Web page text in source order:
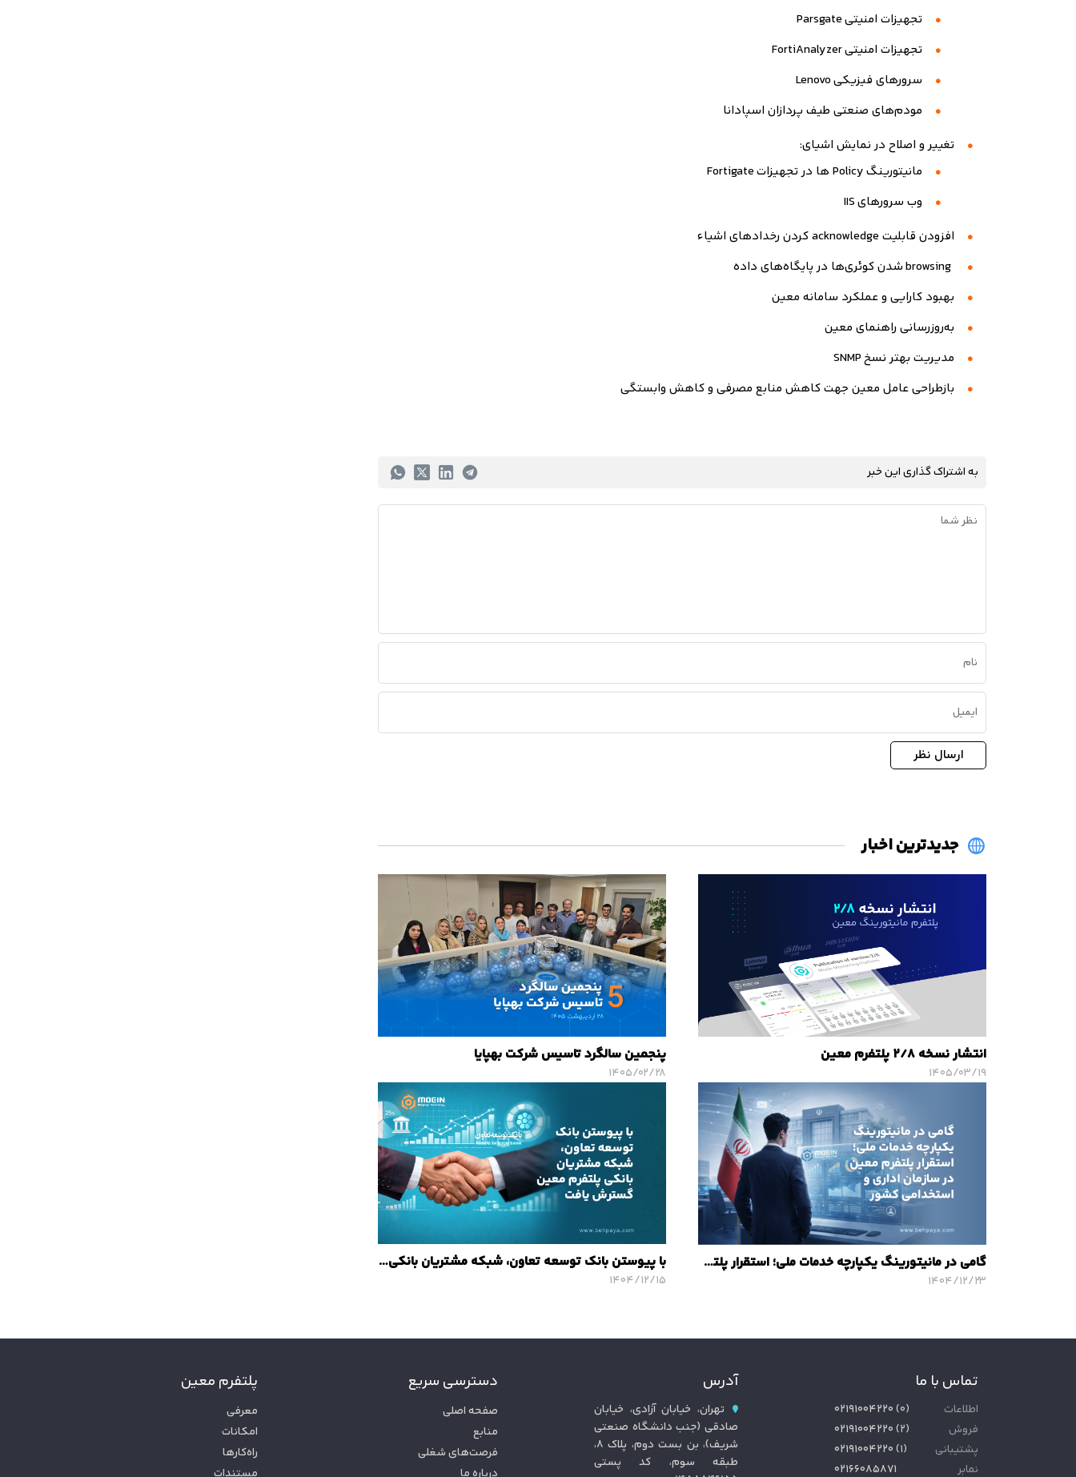
تجهیزات امنیتیParsgate
تجهیزات امنیتیFortiAnalyzer
سرورهای فیزیکیLenovo
مودم‌های صنعتی طیف پردازان اسپادانا
تغییر و اصلاح در نمایش اشیای:
مانیتورینگPolicy ها در تجهیزاتFortigate
وب سرورهایIIS
افزودن قابلیت acknowledgeکردن رخدادهای اشیاء
browsingشدن کوئری‌ها در پایگاه‌های داده
بهبود کارایی و عملکرد سامانه معین
به‌روزرسانی راهنمای معین
مدیریت بهتر نسخSNMP
بازطراحی عامل معین جهت کاهش منابع مصرفی و کاهش وابستگی
به اشتراک گذاری این خبر
ارسال نظر
جدیدترین اخبار
انتشار نسخه ۲/۸ پلتفرم معین
۱۴۰۵/۰۳/۱۹
پنجمین سالگرد تاسیس شرکت بهپایا
۱۴۰۵/۰۲/۲۸
گامی در مانیتورینگ یکپارچه خدمات ملی؛ استقرار پلتفرم معین در سازمان اداری و استخدامی کشور
۱۴۰۴/۱۲/۲۳
با پیوستن بانک توسعه تعاون، شبکه مشتریان بانکی پلتفرم معین گسترش یافت
۱۴۰۴/۱۲/۱۵
تماس با ما
اطلاعات (۰)۰۲۱۹۱۰۰۴۲۲۰
فروش
(۲)۰۲۱۹۱۰۰۴۲۲۰
پشتیبانی
(۱)۰۲۱۹۱۰۰۴۲۲۰
نمابر
۰۲۱۶۶۰۸۵۸۷۱
آدرس
تهران، خیابان آزادی، خیابان
صادقی (جنب دانشگاه صنعتی
شریف)، بن بست دوم، پلاک ۸،
طبقه سوم، کد پستی
دسترسی سریع
صفحه اصلی
منابع
فرصت‌های شغلی
پلتفرم معین
معرفی
امکانات
راه‌کارها